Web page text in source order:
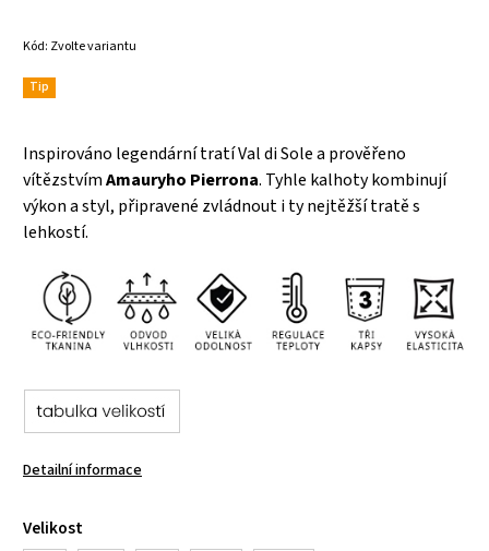
Kód: Zvolte variantu
Tip
Inspirováno legendární tratí Val di Sole a prověřeno
vítězstvímAmauryho Pierrona. Tyhle kalhoty kombinují
výkon a styl, připravené zvládnout i ty nejtěžší tratě s
lehkostí.
Detailní informace
Velikost